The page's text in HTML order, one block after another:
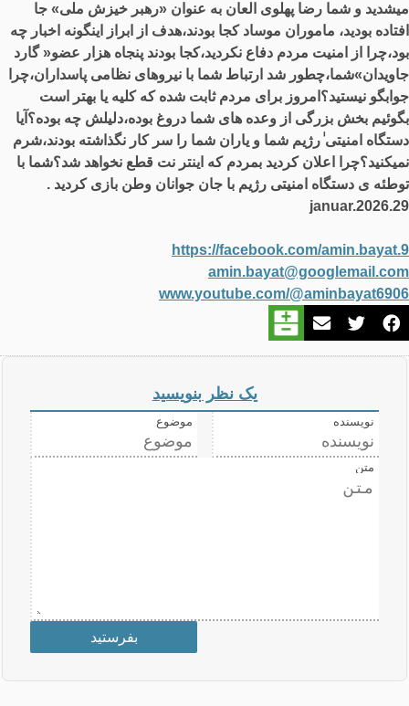
میشدید و شما رضا پهلوی العان به عنوان «رهبر خیزش ملی» جا
افتاده بودید، ماموران موساد کجا بودند،هدف از ابراز اینگونه اخبار چه
بود،چرا از امنیت مردم دفاع نکردید،کجا بودند پنجاه هزار عضو« گارد
جاویدان»شما،چطور شد ارتباط شما با نیروهای نظامی پاسداران،چرا
جوابگو نیستید؟امروز برای مردم ثابت شده که کلیه یا بهتر است
بگوئیم بخش بزرگی از وعده های شما دروغ بوده،دلیلش چه بوده؟آیا
دستگاه امنیتی ٰرژیم شما و یاران شما را سر کار نگذاشته بودند،شرم
نمیکنید؟چرا اعلان کردید بمردم که اینتر نت قطع نخواهد شد؟شما با
توطئه ی دستگاه امنیتی رژیم با جان جوانان وطن بازی کردید .
29.januar.2026
https://facebook.com/amin.bayat.9
amin.bayat@googlemail.com
www.youtube.com/@aminbayat6906
یک نظر بنویسید
نویسنده موضوع
متن